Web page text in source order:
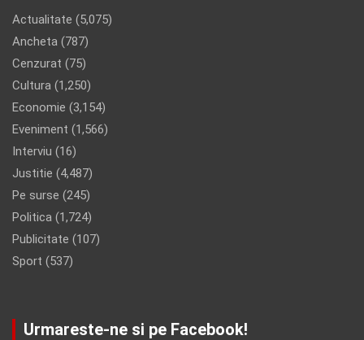
Actualitate (5,075)
Ancheta (787)
Cenzurat (75)
Cultura (1,250)
Economie (3,154)
Eveniment (1,566)
Interviu (16)
Justitie (4,487)
Pe surse (245)
Politica (1,724)
Publicitate (107)
Sport (537)
Urmareste-ne si pe Facebook!